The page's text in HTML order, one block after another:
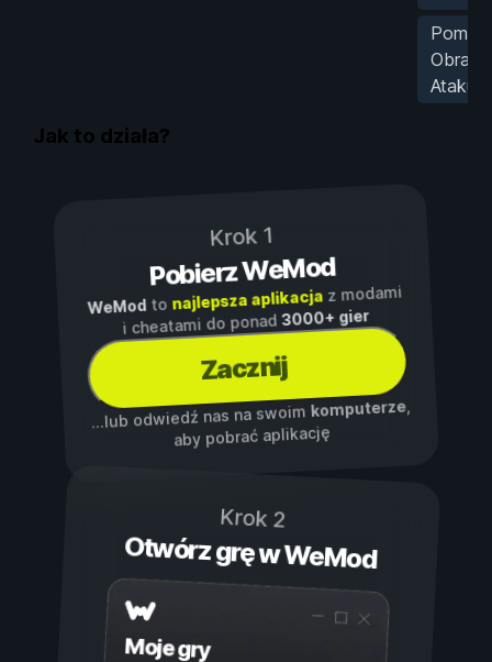
Ataku
Jak to działa?
Krok 1
Pobierz WeMod
WeModto najlepsza aplikacjaz modami
i cheatami do ponad3000+ gier
Zacznij
...lub odwiedź nas na swoim komputerze,
aby pobrać aplikację
Krok 2
Otwórz grę w WeMod
Moje gry